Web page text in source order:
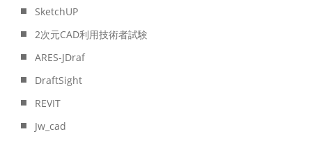
SketchUP
2次元CAD利用技術者試験
ARES-JDraf
DraftSight
REVIT
Jw_cad